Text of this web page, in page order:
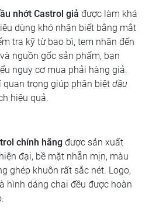
nhớt Castrol giả được làm khá
dùng khó nhận biết bằng mắt
tra kỹ từ bao bì, tem nhãn đến
nguồn gốc sản phẩm, bạn
nguy cơ mua phải hàng giả.
quan trọng giúp phân biệt dầu
hiệu quả.
chính hãng được sản xuất
đại, bề mặt nhẵn mịn, màu
ghép khuôn rất sắc nét. Logo,
hình dáng chai đều được hoàn